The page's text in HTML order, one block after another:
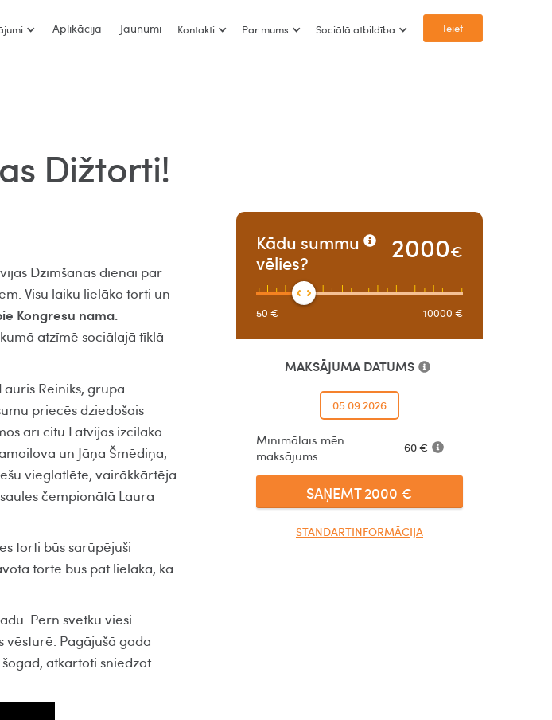
Aplikācija Jaunumi Kontakti Par mums Sociālā atbildība Ieiet
Dižtorti!
Dzimšanas dienai par
Visu laiku lielāko torti un
Kongresu nama.
atzīmē sociālajā tīklā
Reiniks, grupa
priecēs dziedošais
arī citu Latvijas izcilāko
un Jāņa Šmēdiņa,
vieglatlēte, vairākkārtēja
čempionātā Laura
torti būs sarūpējuši
torte būs pat lielāka, kā
Pērn svētku viesi
vēsturē. Pagājušā gada
atkārtoti sniedzot
Kādu summu
vēlies?
2000€
50 € 10000 €
MAKSĀJUMA DATUMS
05.09.2026
Minimālais mēn.
maksājums
60€
SAŅEMT2000 €
STANDARTINFORMĀCIJA